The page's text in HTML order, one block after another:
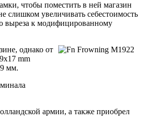
чтобы поместить в ней магазин
слишком увеличивать себестоимость
выреза к модифицированному
однако от
mm
мм.
армии, а также приобрел